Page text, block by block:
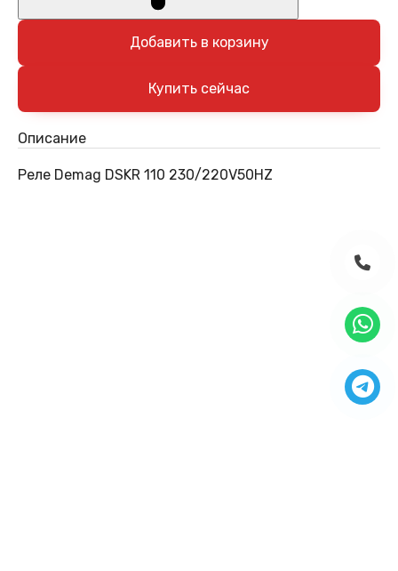
Добавить в корзину
Описание
Реле Demag DSKR 110 230/220V50HZ